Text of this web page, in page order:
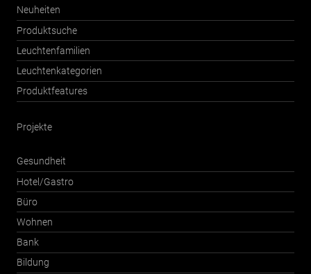
Neuheiten
Produktsuche
Leuchtenfamilien
Leuchtenkategorien
Produktfeatures
Projekte
Gesundheit
Hotel/Gastro
Büro
Wohnen
Bank
Bildung